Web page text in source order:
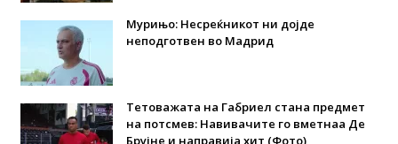
Мурињо: Несреќникот ни дојде
неподготвен во Мадрид
Тетоважата на Габриел стана предмет
на потсмев: Навивачите го вметнаа Де